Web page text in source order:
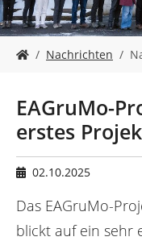
i
i
n
h
i
r
:
Nachrichten
EAGruMo-
erstes
02.10.2025
Das EAGruMo-
blickt auf ein sehr